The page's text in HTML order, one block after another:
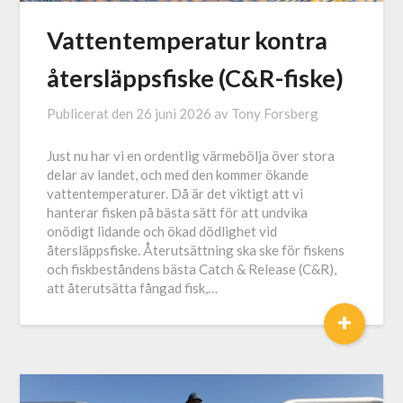
Vattentemperatur kontra
återsläppsfiske (C&R-fiske)
Publicerat den 26 juni 2026 av Tony Forsberg
Just nu har vi en ordentlig värmebölja över stora
delar av landet, och med den kommer ökande
vattentemperaturer. Då är det viktigt att vi
hanterar fisken på bästa sätt för att undvika
onödigt lidande och ökad dödlighet vid
återsläppsfiske. Återutsättning ska ske för fiskens
och fiskbeståndens bästa Catch & Release (C&R),
att återutsätta fångad fisk,…
+